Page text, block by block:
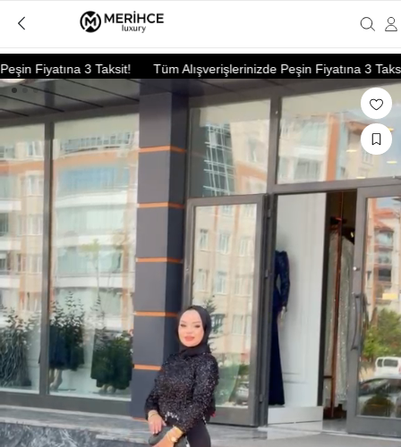
Fiyatına 3 Taksit! Tüm Alışverişlerinizde Peşin Fiyatına 3 Taksit!